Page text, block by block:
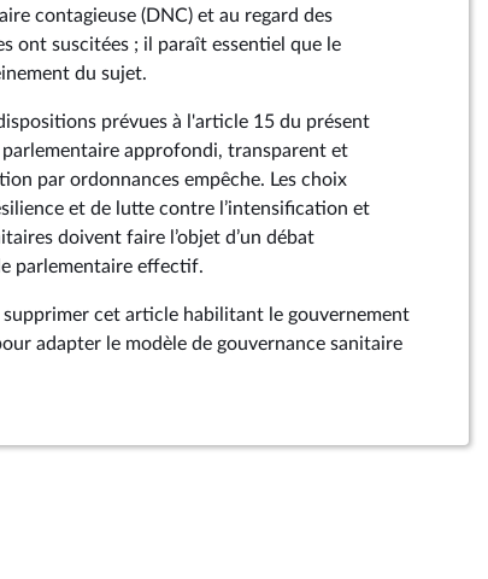
contagieuse (DNC) et au regard des
ont suscitées ; il paraît essentiel que le
du sujet.
prévues à l'article 15 du présent
approfondi, transparent et
par ordonnances empêche. Les choix
et de lutte contre l’intensification et
doivent faire l’objet d’un débat
parlementaire effectif.
cet article habilitant le gouvernement
adapter le modèle de gouvernance sanitaire